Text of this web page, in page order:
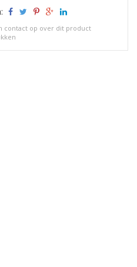
contact op over dit product